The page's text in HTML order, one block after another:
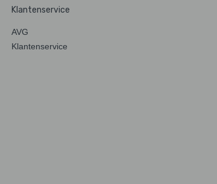
Klantenservice
AVG
Klantenservice